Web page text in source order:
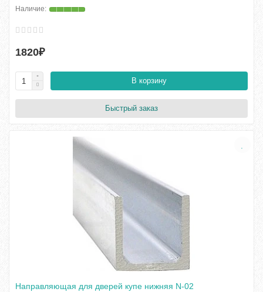
1820₽
В корзину
Быстрый заказ
Направляющая для дверей купе нижняя N-02